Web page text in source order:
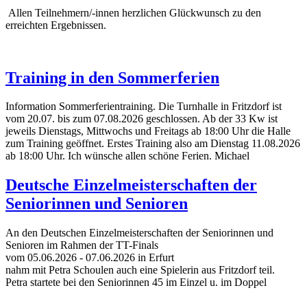
Allen Teilnehmern/-innen herzlichen Glückwunsch zu den
erreichten Ergebnissen.
Training in den Sommerferien
Information Sommerferientraining. Die Turnhalle in Fritzdorf ist
vom 20.07. bis zum 07.08.2026 geschlossen. Ab der 33 Kw ist
jeweils Dienstags, Mittwochs und Freitags ab 18:00 Uhr die Halle
zum Training geöffnet. Erstes Training also am Dienstag 11.08.2026
ab 18:00 Uhr. Ich wünsche allen schöne Ferien. Michael
Deutsche Einzelmeisterschaften der
Seniorinnen und Senioren
An den Deutschen Einzelmeisterschaften der Seniorinnen und
Senioren im Rahmen der TT-Finals
vom 05.06.2026 - 07.06.2026 in Erfurt
nahm mit Petra Schoulen auch eine Spielerin aus Fritzdorf teil.
Petra startete bei den Seniorinnen 45 im Einzel u. im Doppel